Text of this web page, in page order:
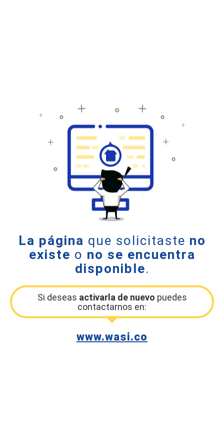
La página que solicitaste no
existe o no se encuentra
disponible.
Si deseas activarla de nuevo puedes
contactarnos en:
www.wasi.co